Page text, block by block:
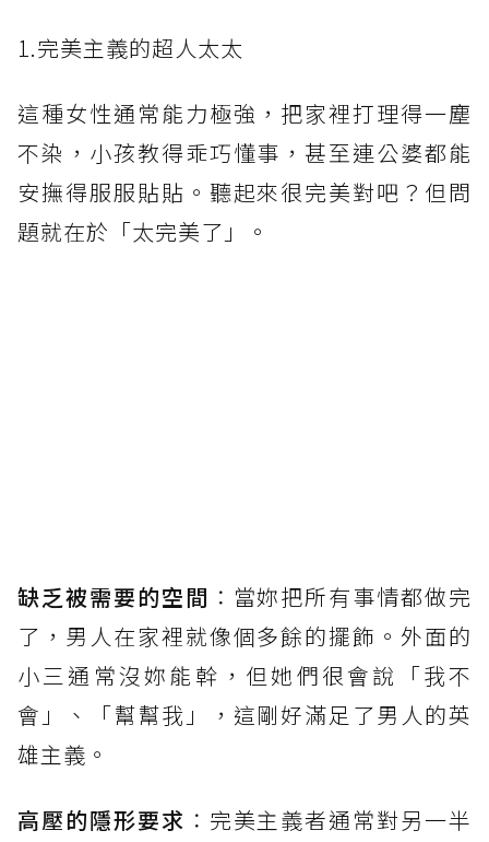
1.完美主義的超人太太
這種女性通常能力極強，把家裡打理得一塵
不染，小孩教得乖巧懂事，甚至連公婆都能
安撫得服服貼貼。聽起來很完美對吧？但問
題就在於「太完美了」。
缺乏被需要的空間 ：當妳把所有事情都做完
了，男人在家裡就像個多餘的擺飾。外面的
小三通常沒妳能幹，但她們很會說「我不
會」、「幫幫我」，這剛好滿足了男人的英
雄主義。
高壓的隱形要求 ：完美主義者通常對另一半